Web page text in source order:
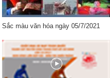
Sắc màu văn hóa ngày 05/7/2021